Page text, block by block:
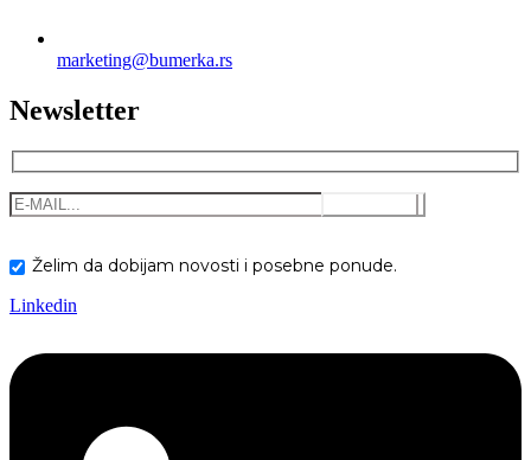
marketing@bumerka.rs
Newsletter
Želim da dobijam novosti i posebne ponude.
Linkedin